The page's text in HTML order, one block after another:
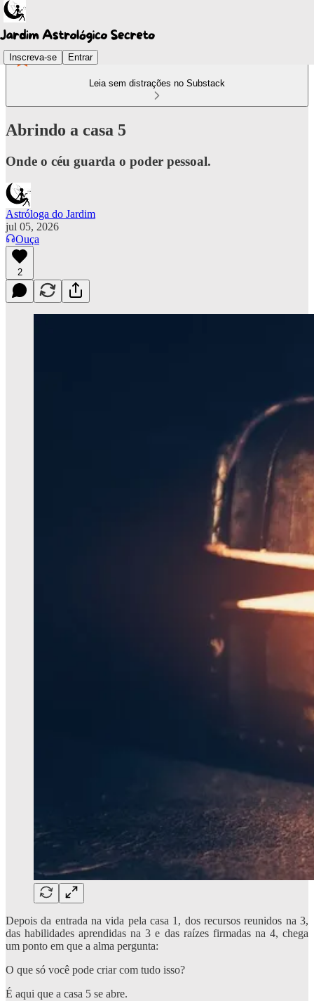
Inscreva-se Entrar
Leia sem distrações no Substack
Abrindo a casa 5
Onde o céu guarda o poder pessoal.
Astróloga do Jardim
jul 05, 2026
Ouça
2
Depois da entrada na vida pela casa 1, dos recursos reunidos na 3,
das habilidades aprendidas na 3 e das raízes firmadas na 4, chega
um ponto em que a alma pergunta:
O que só você pode criar com tudo isso?
É aqui que a casa 5 se abre.